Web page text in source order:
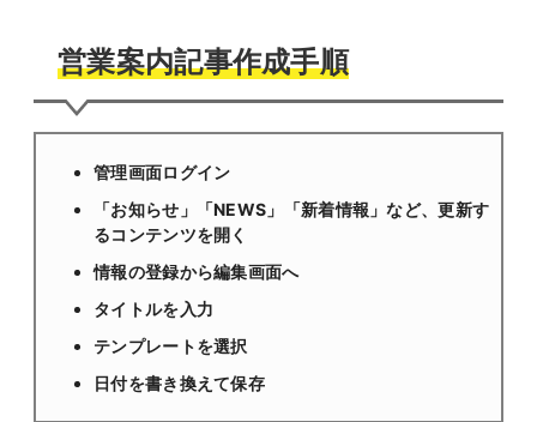
営業案内記事作成手順
管理画面ログイン
「お知らせ」「NEWS」「新着情報」など、更新す
るコンテンツを開く
情報の登録から編集画面へ
タイトルを入力
テンプレートを選択
日付を書き換えて保存